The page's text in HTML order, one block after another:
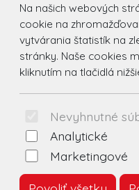
Na našich webových
cookie na
vytvárania štatistík na
stránky. Naše cookies
kliknutím na tlačidlá
Nevyhnutné
Analytické
Marketingové
Social
Facebook
Instagram
© 2026 Arrabella